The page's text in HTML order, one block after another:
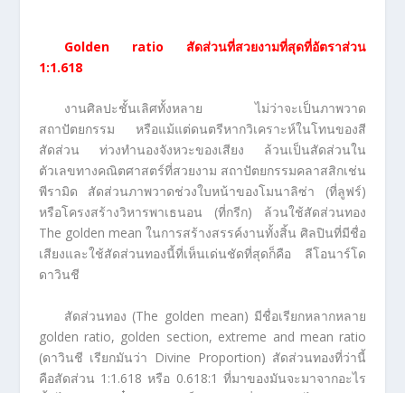
Golden ratio สัดส่วนที่สวยงามที่สุดที่อัตราส่วน
1:1.618
งานศิลปะชั้นเลิศทั้งหลาย ไม่ว่าจะเป็นภาพวาด
สถาปัตยกรรม หรือแม้แต่ดนตรีหากวิเคราะห์ในโทนของสี
สัดส่วน ท่วงทำนองจังหวะของเสียง ล้วนเป็นสัดส่วนใน
ตัวเลขทางคณิตศาสตร์ที่สวยงาม สถาปัตยกรรมคลาสสิกเช่น
พีรามิด สัดส่วนภาพวาดช่วงใบหน้าของโมนาลิซ่า (ที่ลูฟร์)
หรือโครงสร้างวิหารพาเธนอน (ที่กรีก) ล้วนใช้สัดส่วนทอง
The golden mean ในการสร้างสรรค์งานทั้งสิ้น ศิลปินที่มีชื่อ
เสียงและใช้สัดส่วนทองนี้ที่เห็นเด่นชัดที่สุดก็คือ ลีโอนาร์โด
ดาวินชี
สัดส่วนทอง (The golden mean) มีชื่อเรียกหลากหลาย
golden ratio, golden section, extreme and mean ratio
(ดาวินชี เรียกมันว่า Divine Proportion) สัดส่วนทองที่ว่านี้
คือสัดส่วน 1:1.618 หรือ 0.618:1 ที่มาของมันจะมาจากอะไร